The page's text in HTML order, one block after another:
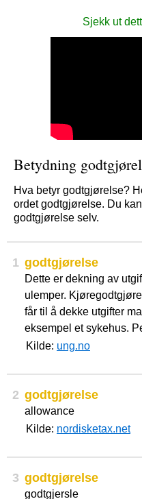
Sjekk ut
Betydning
Hva betyr godtgjørelse?
ordet godtgjørelse. Du
godtgjørelse selv.
1 godtgjørelse
Dette er dekning av
ulemper.
får til å dekke utgifter
eksempel et sykehus.
Kilde: ung.no
2 godtgjørelse
allowance
Kilde: nordisketax.net
3 godtgjørelse
godtgjersle